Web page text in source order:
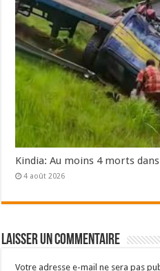
Kindia: Au moins 4 morts
4 août 2026
Laisser un commentaire
Votre adresse e-mail ne sera pas